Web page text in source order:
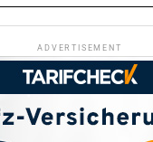
ADVERTISEMENT